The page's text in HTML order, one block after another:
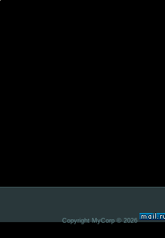
Copyright MyCorp © 2026